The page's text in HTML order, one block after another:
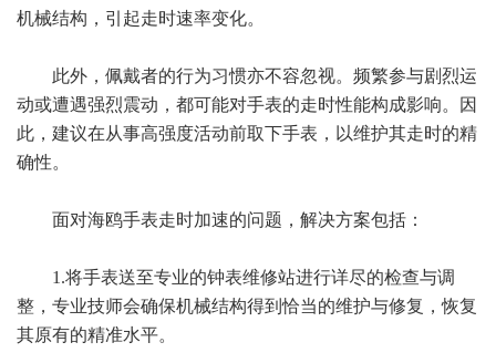
机械结构，引起走时速率变化。
此外，佩戴者的行为习惯亦不容忽视。频繁参与剧烈运
动或遭遇强烈震动，都可能对手表的走时性能构成影响。因
此，建议在从事高强度活动前取下手表，以维护其走时的精
确性。
面对海鸥手表走时加速的问题，解决方案包括：
1.将手表送至专业的钟表维修站进行详尽的检查与调
整，专业技师会确保机械结构得到恰当的维护与修复，恢复
其原有的精准水平。